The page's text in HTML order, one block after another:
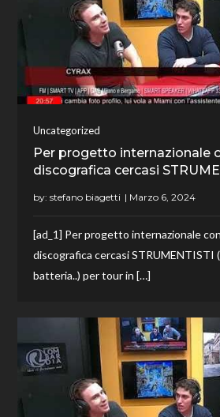
Uncategorized
Per progetto internazionale
discografica cercasi
by:stefano biagetti
[ad_1] Per progetto internazionale
discografica cercasi STRUMENTISTI
batteria..) per tour in […]